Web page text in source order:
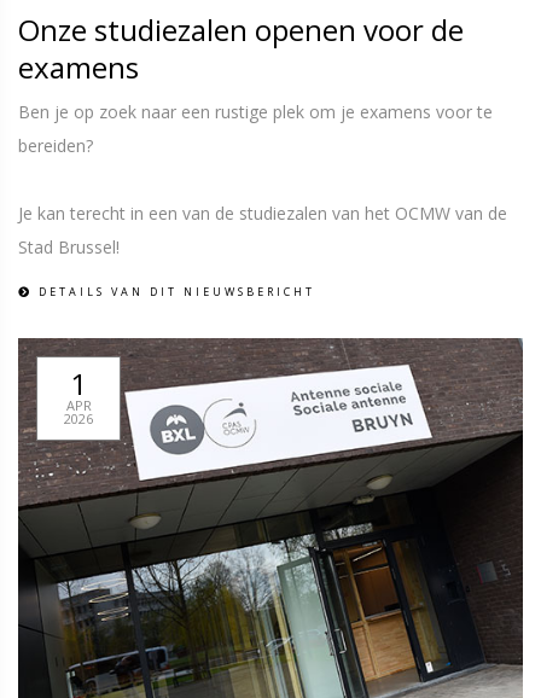
Onze studiezalen openen voor de
examens
Ben je op zoek naar een rustige plek om je examens voor te
bereiden?
Je kan terecht in een van de studiezalen van het OCMW van de
Stad Brussel!
DETAILS VAN DIT NIEUWSBERICHT
1
APR
2026